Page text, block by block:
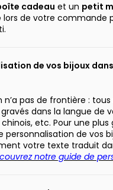
cadeau et un petit
lors de votre commande
de vos bijoux
pas de frontière : tous
dans la langue de
etc. Pour une
personnalisation de vos
votre texte traduit
notre guide de